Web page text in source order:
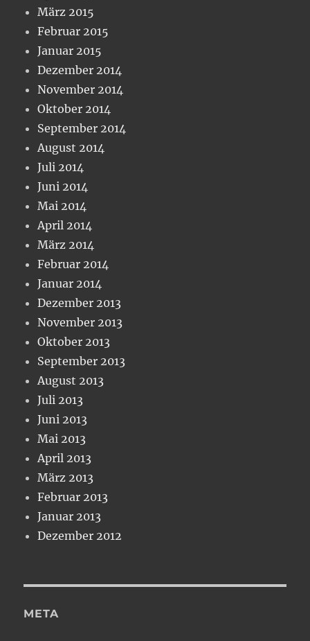
März 2015
Februar 2015
Januar 2015
Dezember 2014
November 2014
Oktober 2014
September 2014
August 2014
Juli 2014
Juni 2014
Mai 2014
April 2014
März 2014
Februar 2014
Januar 2014
Dezember 2013
November 2013
Oktober 2013
September 2013
August 2013
Juli 2013
Juni 2013
Mai 2013
April 2013
März 2013
Februar 2013
Januar 2013
Dezember 2012
META